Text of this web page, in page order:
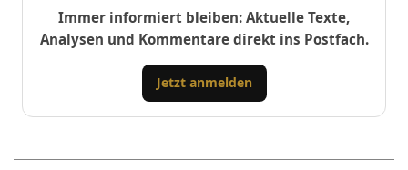
Immer informiert bleiben: Aktuelle Texte,
Analysen und Kommentare direkt ins Postfach.
Jetzt anmelden